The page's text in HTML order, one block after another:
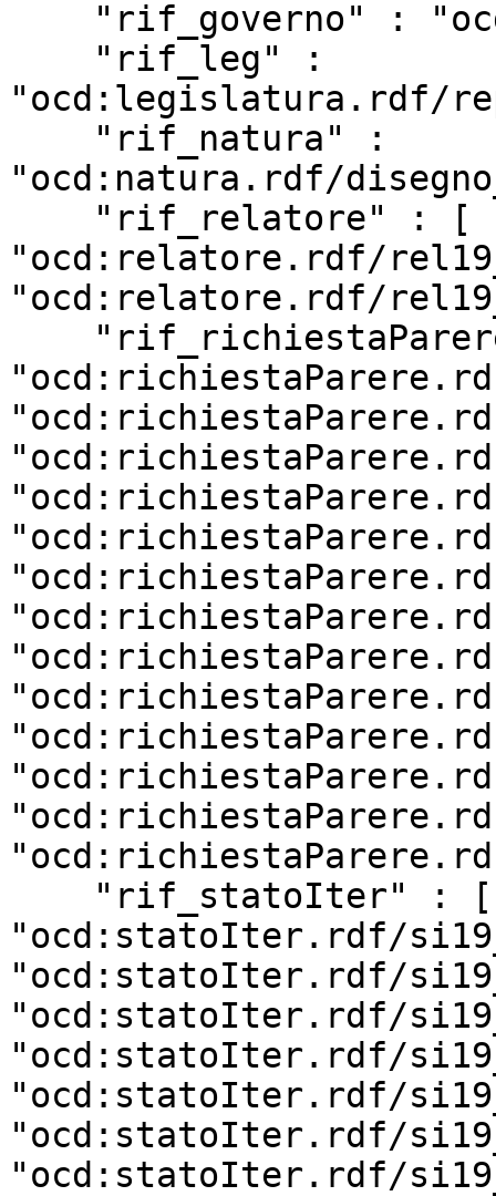
"ocd:legislatura.rdf/
"ocd:natura.rdf/
"ocd:relatore.rdf/
"ocd:relatore.rdf/
"ocd:statoIter.rdf/
"ocd:statoIter.rdf/
"ocd:statoIter.rdf/
"ocd:statoIter.rdf/
"ocd:statoIter.rdf/
"ocd:statoIter.rdf/
"ocd:statoIter.rdf/